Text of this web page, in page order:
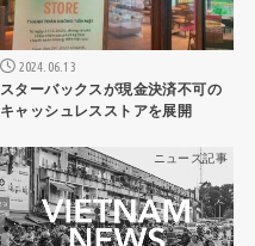
2024.06.13
スターバックスが現金決済不可の
キャッシュレスストアを展開
ニュース記事